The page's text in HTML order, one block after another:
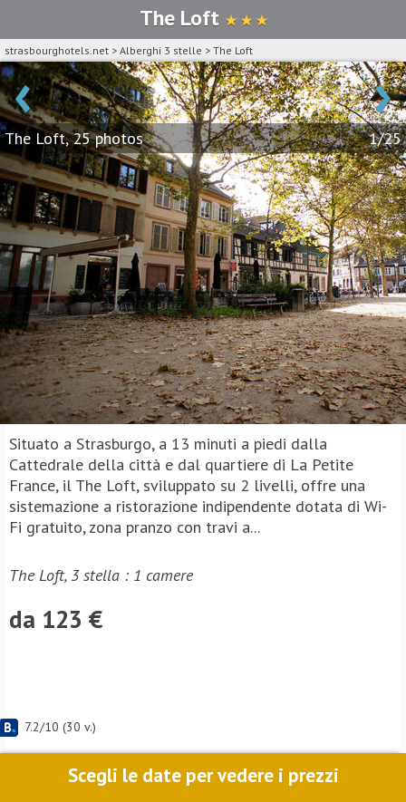
The Loft ★ ★ ★
strasbourghotels.net > Alberghi 3 stelle > The Loft
‹ ›
The Loft, 25 photos 1/25
Situato a Strasburgo, a 13 minuti a piedi dalla
Cattedrale della città e dal quartiere di La Petite
France, il The Loft, sviluppato su 2 livelli, offre una
sistemazione a ristorazione indipendente dotata di Wi-
Fi gratuito, zona pranzo con travi a...
The Loft, 3 stella : 1 camere
da 123 €
7.2/10 (30 v.)
Scegli le date per vedere i prezzi